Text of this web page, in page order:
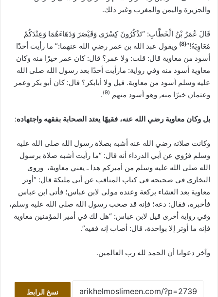
والجزيرة واليمن والمغرب وغير ذلك.
قَالَ عُمَرُ بْنُ الْخَطَّابِ: “تَذْكُرُونَ كِسْرَى وَقَيْصَرَ وَدَهَاءَهُمَا وَعِنْدَكُمْ
مُعَاوِيَةُ!”(
8
) ويقول عبد الله بن عمر رضي الله عنهما:” ما رأيت أحدًا
أسود من معاوية قال: قلت: ولا عمر؟ قال: كان عمر خيرًا منه وكان
معاوية أسود منه وفي رواية: مارأيت أحدًا بعد رسول الله صلى الله
عليه وسلم أسود من معاوية. قيل ولا أبابكر؟ قال: كان أبو بكر وعمر
وعثمان خيرًا منه, وهو أسود منهم (
9
)
.
بل وكان معاوية رضي الله عنه، فقيهًا يعتد الصحابة بفقهه واجتهاده:
وكانت صلاته رضي الله عنه أشبه بصلاة رسول الله صلى الله عليه
وسلم فرُوي عن أبي الدرداء أنه قال: “ما رأيت أشبه صلاة برسول
الله صلى الله عليه وسلم من أميركم هذا ـ يعني معاوية، وروى
البخاري في صحيحه في كتاب المناقب عن أبي مليكة قال: “أوتر
معاوية بعد العشاء بركعة وعنده مولى لابن عباس؛ فأتى ابن عباس
فأخبره، فقال: دعه؛ فإنه قد صحب رسول الله صلى الله عليه وسلم،
وفي رواية أخرى قيل لابن عباس: “هل لك في أمير المؤمنين معاوية
فإنه ما أوتر إلا بواحدة، قال: أصاب إنه فقيه”.
وآخر دعوانا أن الحمد لله رب العالمين.
نسخ الرابط